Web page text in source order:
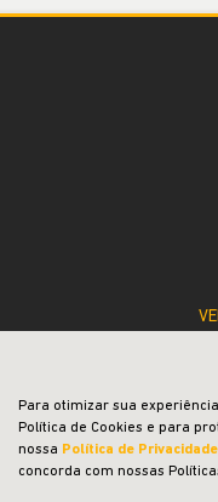
À VISTA
Para otimizar sua
Política de Cookies e para
nossa Política de Privacidade
concorda com nossas